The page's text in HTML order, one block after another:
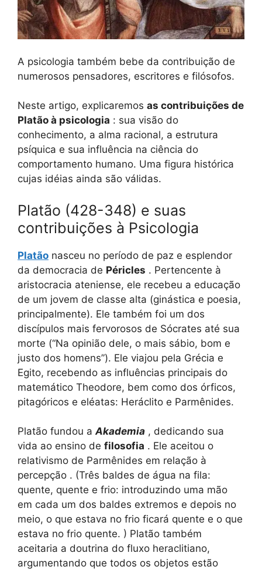
A psicologia também bebe da contribuição de
numerosos pensadores, escritores e filósofos.
Neste artigo, explicaremos as contribuições de
Platão à psicologia : sua visão do
conhecimento, a alma racional, a estrutura
psíquica e sua influência na ciência do
comportamento humano. Uma figura histórica
cujas idéias ainda são válidas.
Platão (428-348) e suas
contribuições à Psicologia
Platão nasceu no período de paz e esplendor
da democracia de Péricles . Pertencente à
aristocracia ateniense, ele recebeu a educação
de um jovem de classe alta (ginástica e poesia,
principalmente). Ele também foi um dos
discípulos mais fervorosos de Sócrates até sua
morte (“Na opinião dele, o mais sábio, bom e
justo dos homens”). Ele viajou pela Grécia e
Egito, recebendo as influências principais do
matemático Theodore, bem como dos órficos,
pitagóricos e eléatas: Heráclito e Parmênides.
Platão fundou aAkademia , dedicando sua
vida ao ensino de filosofia . Ele aceitou o
relativismo de Parmênides em relação à
percepção . (Três baldes de água na fila:
quente, quente e frio: introduzindo uma mão
em cada um dos baldes extremos e depois no
meio, o que estava no frio ficará quente e o que
estava no frio quente. ) Platão também
aceitaria a doutrina do fluxo heraclitiano,
argumentando que todos os objetos estão